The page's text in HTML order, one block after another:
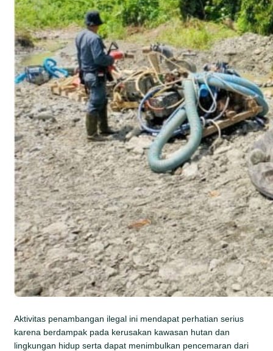
Aktivitas penambangan ilegal ini mendapat perhatian serius
karena berdampak pada kerusakan kawasan hutan dan
lingkungan hidup serta dapat menimbulkan pencemaran dari